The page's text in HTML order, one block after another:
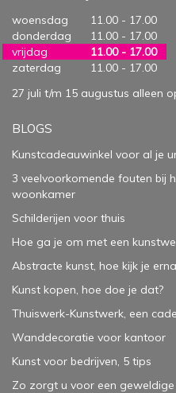
woensdag
11.00 - 17.00
donderdag
11.00 - 17.00
vrijdag
11.00 - 17.00
zaterdag
11.00 - 17.00
27 juli t/m 15 augustus alleen
BLOGS
Kunstcadeauwinkel voor al je
3 veelvoorkomende fouten bij
woonkamer
Schilderijen voor thuis
Hoe ga je om met een
Abstracte kunst, hoe kijk je
Kunst kopen, hoe doe je dat?
Thuiswerk-Kunstwerk, een
Wanddecoratie voor kantoor
Kunst voor bedrijven, 5 tips
Zo zorgt u voor een